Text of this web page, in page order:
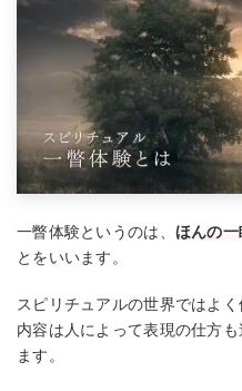
一瞥体験というのは、 ほんの
とをいいます。
スピリチュアルの世界ではよ
内容は人によって表現の仕方
ます。